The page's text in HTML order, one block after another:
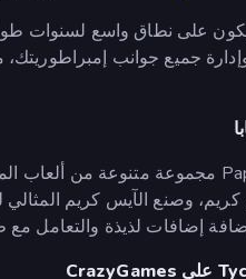
على نطاق واسع لسنوات
جميع جوانب
كريم، وصنع الآيس كريم
إضافات لذيذة والتعامل